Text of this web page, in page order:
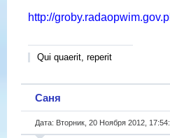
http://
Qui quaerit, reperit
Саня
Дата: Вторник, 20 Ноября 2012,